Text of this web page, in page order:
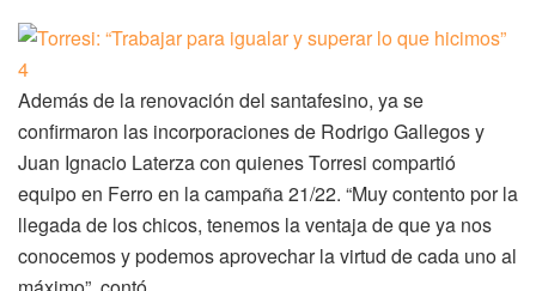
Además de la renovación del santafesino, ya se
confirmaron las incorporaciones de Rodrigo Gallegos y
Juan Ignacio Laterza con quienes Torresi compartió
equipo en Ferro en la campaña 21/22. “Muy contento por la
llegada de los chicos, tenemos la ventaja de que ya nos
conocemos y podemos aprovechar la virtud de cada uno al